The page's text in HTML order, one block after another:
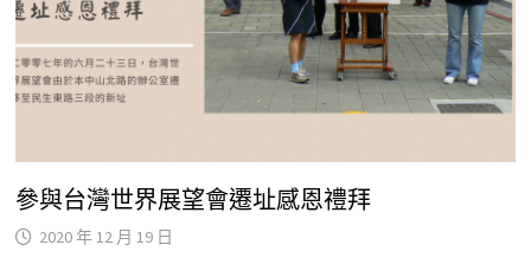
參與台灣世界展望會遷址感恩禮拜
2020 年 12 月 19 日